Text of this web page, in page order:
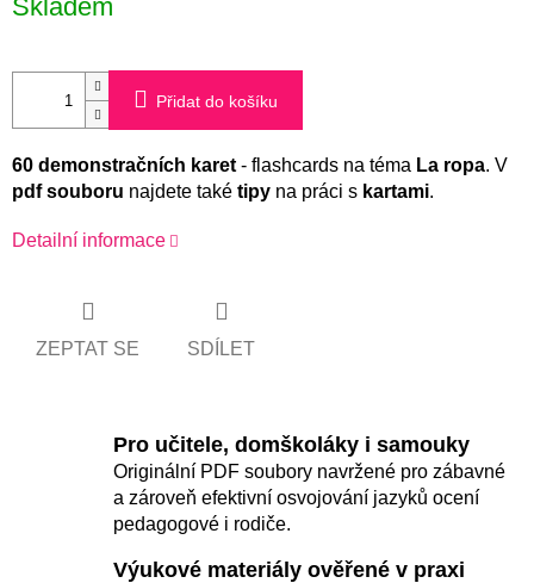
cena:
Skladem
Přidat do košíku
60 demonstračních karet - flashcards na téma La ropa. V
pdf souboru najdete také tipy na práci s kartami.
Detailní informace
ZEPTAT SE SDÍLET
Pro učitele, domškoláky i samouky
Originální PDF soubory navržené pro zábavné
a zároveň efektivní osvojování jazyků ocení
pedagogové i rodiče.
Výukové materiály ověřené v praxi